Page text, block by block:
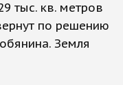
тыс. кв. метров
по решению
Земля